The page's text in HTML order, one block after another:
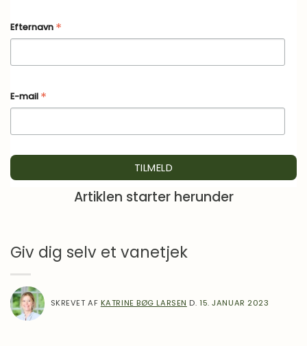
Dag 8 Protein gør din krop godt
Spis, når du er rigtigt sulten
Dag 10 Øvelse gør mester
Byg en vane på en eksisterende vane
Et skridt ad gangen
Lav en prioriteringsliste
Efternavn *
E-mail *
Artiklen starter herunder
Giv dig selv et vanetjek
SKREVET AF KATRINE BØG LARSEN D.15. JANUAR 2023